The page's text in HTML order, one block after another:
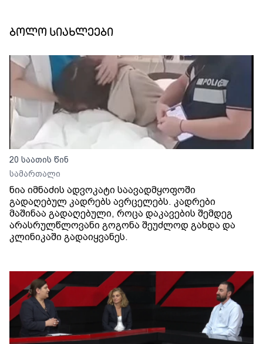
ბოლო სიახლეები
20 საათის წინ
სამართალი
ნია იმნაძის ადვოკატი საავადმყოფოში
გადაღებულ კადრებს ავრცელებს. კადრები
მაშინაა გადაღებული, როცა დაკავების შემდეგ
არასრულწლოვანი გოგონა შეუძლოდ გახდა და
კლინიკაში გადაიყვანეს.